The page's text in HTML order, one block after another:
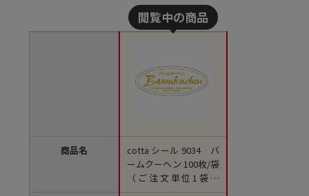
商品名
cotta シール 9034 バ
ームクーヘン 100枚/袋
（ご注文単位1袋）
【直送品】